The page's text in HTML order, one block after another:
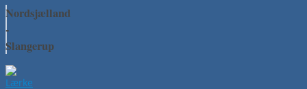
Nordsjælland
-
Slangerup